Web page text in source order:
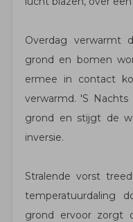
Overdag verwarmt
grond en bomen
ermee in contact
verwarmd. 'S
grond en stijgt de
inversie.
Stralende vorst
temperatuurdaling
grond ervoor zorgt